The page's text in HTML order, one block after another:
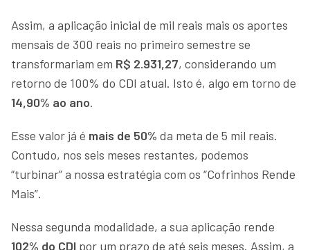
Assim, a aplicação inicial de mil reais mais os aportes
mensais de 300 reais no primeiro semestre se
transformariam em R$ 2.931,27, considerando um
retorno de 100% do CDI atual. Isto é, algo em torno de
14,90% ao ano.
Esse valor já é mais de 50% da meta de 5 mil reais.
Contudo, nos seis meses restantes, podemos
“turbinar” a nossa estratégia com os “Cofrinhos Rende
Mais”.
Nessa segunda modalidade, a sua aplicação rende
102% do CDI por um prazo de até seis meses. Assim, a